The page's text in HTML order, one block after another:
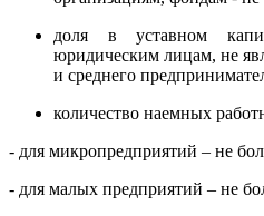
доля в уставном
юридическим лицам, не
и среднего
количество наемных
- для микропредприятий – не
- для малых предприятий – не